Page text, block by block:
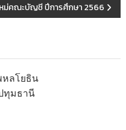
ม่คณะบัญชี ปีการศึกษา 2566
หลโยธิน
ทุมธานี